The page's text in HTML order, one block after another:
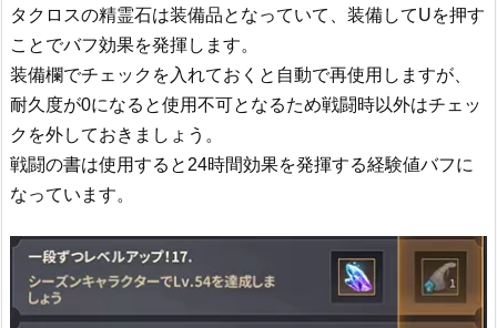
タクロスの精霊石は装備品となっていて、装備してUを押す
ことでバフ効果を発揮します。
装備欄でチェックを入れておくと自動で再使用しますが、
耐久度が0になると使用不可となるため戦闘時以外はチェッ
クを外しておきましょう。
戦闘の書は使用すると24時間効果を発揮する経験値バフに
なっています。